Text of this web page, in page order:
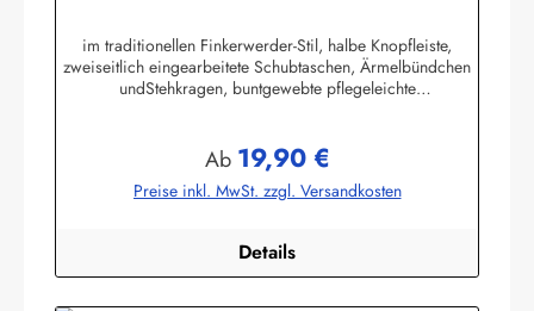
im traditionellen Finkerwerder-Stil, halbe Knopfleiste,
zweiseitlich eingearbeitete Schubtaschen, Ärmelbündchen
undStehkragen, buntgewebte pflegeleichte
GmbHHeglitzer Str. 1226409 Wittmundinfo@modas-
bekleidung.de
Regulärer Preis:
Ab 19,90 €
Preise inkl. MwSt. zzgl. Versandkosten
Details